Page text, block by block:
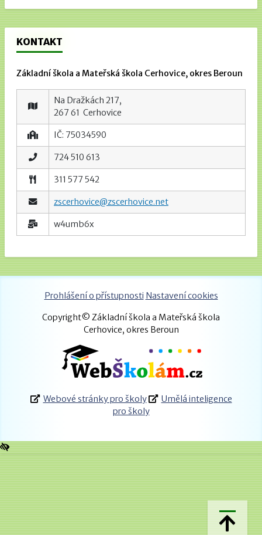
KONTAKT
Základní škola a Mateřská škola Cerhovice, okres Beroun
Na Dražkách 217,
267 61 Cerhovice
IČ: 75034590
724 510 613
311 577 542
zscerhovice@zscerhovice.net
w4umb6x
Prohlášení o přístupnosti Nastavení cookies
Copyright© Základní škola a Mateřská škola
Cerhovice, okres Beroun
Webové stránky pro školy
Umělá inteligence
pro školy